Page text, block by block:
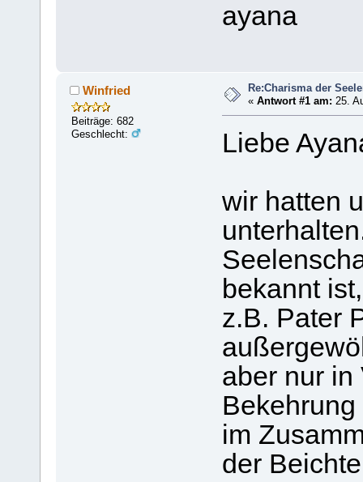
ayana
Winfried
Beiträge: 682
Geschlecht:
Re:Charisma der
«Antwort #1 am: 25.
Liebe
wir hatten
bekannt
z.B. Pater
aber nur in
im
der